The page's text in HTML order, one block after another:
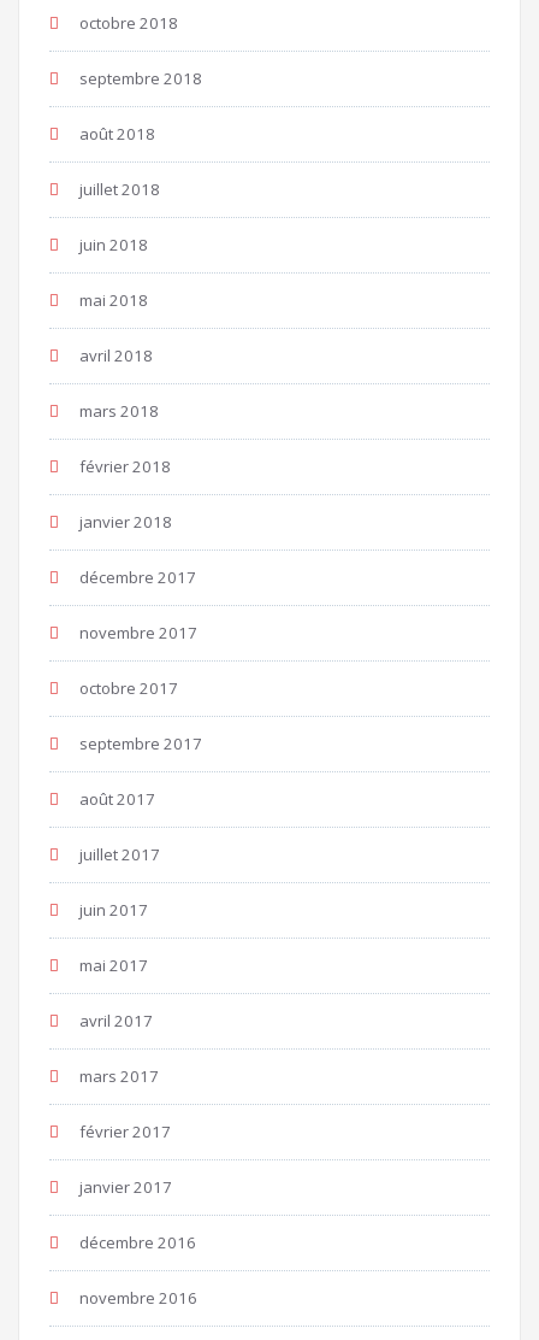
octobre 2018
septembre 2018
août 2018
juillet 2018
juin 2018
mai 2018
avril 2018
mars 2018
février 2018
janvier 2018
décembre 2017
novembre 2017
octobre 2017
septembre 2017
août 2017
juillet 2017
juin 2017
mai 2017
avril 2017
mars 2017
février 2017
janvier 2017
décembre 2016
novembre 2016